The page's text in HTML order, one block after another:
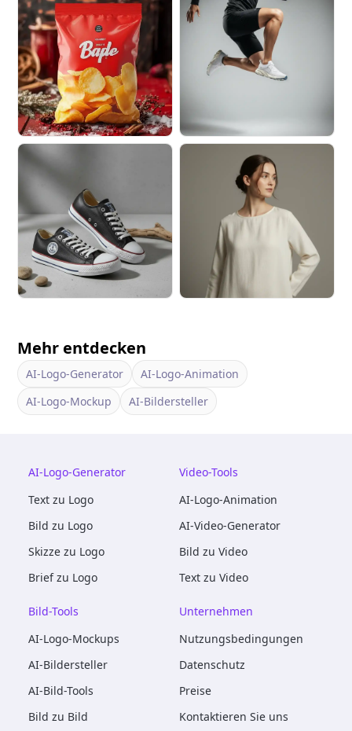
Mehr entdecken
AI-Logo-Generator
AI-Logo-Animation
AI-Logo-Mockup
AI-Bildersteller
AI-Logo-Generator
Text zu Logo
Bild zu Logo
Skizze zu Logo
Brief zu Logo
Video-Tools
AI-Logo-Animation
AI-Video-Generator
Bild zu Video
Text zu Video
Bild-Tools
AI-Logo-Mockups
AI-Bildersteller
AI-Bild-Tools
Bild zu Bild
Unternehmen
Nutzungsbedingungen
Datenschutz
Preise
Kontaktieren Sie uns